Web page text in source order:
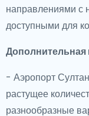
направлениями с
доступными для
- Аэропорт
растущее
разнообразные